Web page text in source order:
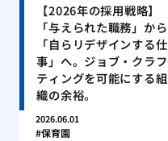
【2026年の採用戦略】
「与えられた職務」から
「自らリデザインする仕
事」へ。ジョブ・クラフ
ティングを可能にする組
織の余裕。
2026.06.01
保育園